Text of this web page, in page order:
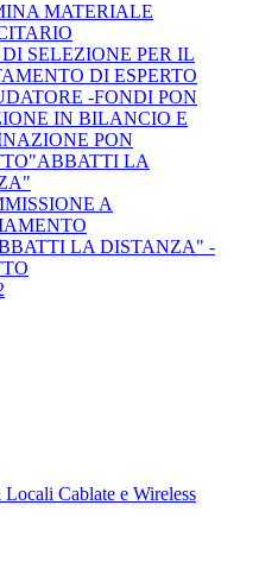
MATERIALE
SELEZIONE PER IL
DI ESPERTO
-FONDI PON
IN BILANCIO E
PON
LA
A
LA DISTANZA" -
Cablate e Wireless